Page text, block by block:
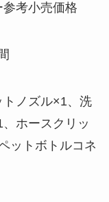
考小売価格
トノズル×1、洗
ホースクリッ
ットボトルコネ